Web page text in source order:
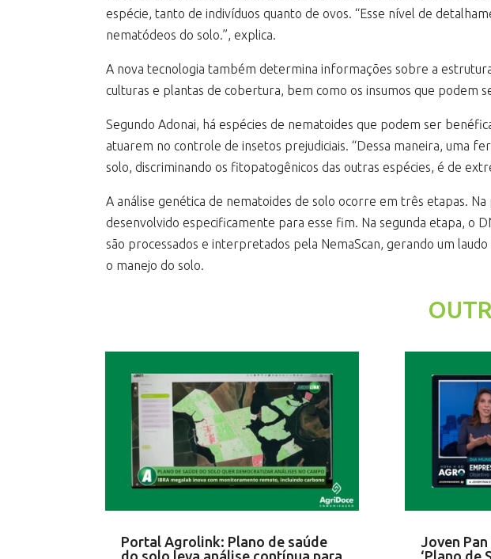
espécie, tanto de indivíduos quanto de ovos. “Esse nível de
nematódeos do solo.”, explica.
A nova tecnologia também determina informações sobre a
culturas e plantas de cobertura, bem como os insumos que podem
Segundo Adonai, há espécies de nematoides que podem ser
atuarem no controle de insetos prejudiciais. “Dessa maneira, uma
solo, discriminando os fitopatogênicos das outras espécies, é de
A análise genética de nematoides de solo ocorre em três etapas.
desenvolvido especificamente para esse fim. Na segunda etapa, o
são processados e interpretados pela NemaScan, gerando um
o manejo do solo.
Portal Agrolink: Plano de saúde
do solo leva análise contínua para
Joven
‘Plano de